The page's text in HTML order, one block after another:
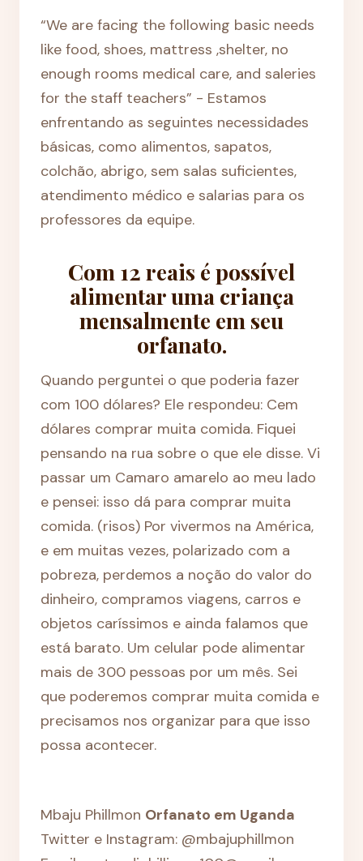
“We are facing the following basic needs
like food, shoes, mattress ,shelter, no
enough rooms medical care, and saleries
for the staff teachers” - Estamos
enfrentando as seguintes necessidades
básicas, como alimentos, sapatos,
colchão, abrigo, sem salas suficientes,
atendimento médico e salarias para os
professores da equipe.
Com 12 reais é possível
alimentar uma criança
mensalmente em seu
orfanato.
Quando perguntei o que poderia fazer
com 100 dólares? Ele respondeu: Cem
dólares comprar muita comida. Fiquei
pensando na rua sobre o que ele disse. Vi
passar um Camaro amarelo ao meu lado
e pensei: isso dá para comprar muita
comida. (risos) Por vivermos na América,
e em muitas vezes, polarizado com a
pobreza, perdemos a noção do valor do
dinheiro, compramos viagens, carros e
objetos caríssimos e ainda falamos que
está barato. Um celular pode alimentar
mais de 300 pessoas por um mês. Sei
que poderemos comprar muita comida e
precisamos nos organizar para que isso
possa acontecer.
Mbaju Phillmon Orfanato em Uganda
Twitter e Instagram: @mbajuphillmon